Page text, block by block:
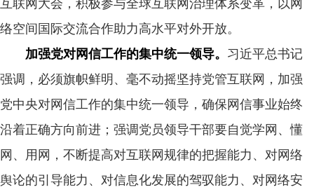
络空间国际交流合作助力高水平对外开放。
加强党对网信工作的集中统一领导。 习近平总书记
强调，必须旗帜鲜明、毫不动摇坚持党管互联网，加强
党中央对网信工作的集中统一领导，确保网信事业始终
沿着正确方向前进；强调党员领导干部要自觉学网、懂
网、用网，不断提高对互联网规律的把握能力、对网络
舆论的引导能力、对信息化发展的驾驭能力、对网络安